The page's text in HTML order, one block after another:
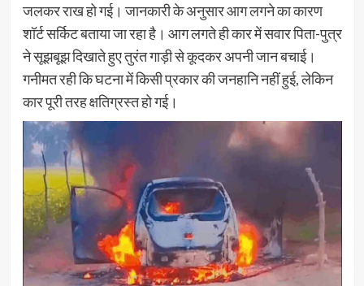
जलकर राख हो गई। जानकारी के अनुसार आग लगने का कारण
शॉर्ट सर्किट बताया जा रहा है। आग लगते ही कार में सवार पिता-पुत्र
ने सूझबूझ दिखाते हुए तुरंत गाड़ी से कूदकर अपनी जान बचाई।
गनीमत रही कि घटना में किसी प्रकार की जनहानि नहीं हुई, लेकिन
कार पूरी तरह क्षतिग्रस्त हो गई।